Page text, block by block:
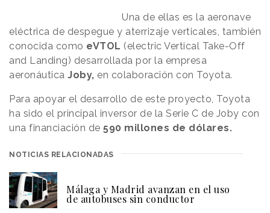
Una de ellas es la aeronave
eléctrica de despegue y aterrizaje verticales, también
conocida como eVTOL (electric Vertical Take-Off
and Landing) desarrollada por la empresa
aeronáutica Joby, en colaboración con Toyota.
Para apoyar el desarrollo de este proyecto, Toyota
ha sido el principal inversor de la Serie C de Joby con
una financiación de 590 millones de dólares.
NOTICIAS RELACIONADAS
Málaga y Madrid avanzan en el uso
de autobuses sin conductor